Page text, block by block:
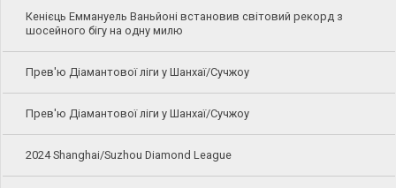
Кенієць Еммануель Ваньйоні встановив світовий рекорд з
шосейного бігу на одну милю
Прев'ю Діамантової ліги у Шанхаї/Сучжоу
Прев'ю Діамантової ліги у Шанхаї/Сучжоу
2024 Shanghai/Suzhou Diamond League